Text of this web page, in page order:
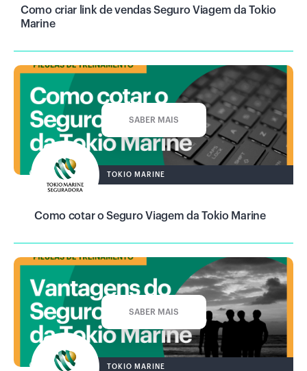
Como criar link de vendas Seguro Viagem da Tokio
Marine
TOKIO MARINE
SABER MAIS
Como cotar o Seguro Viagem da Tokio Marine
TOKIO MARINE
SABER MAIS